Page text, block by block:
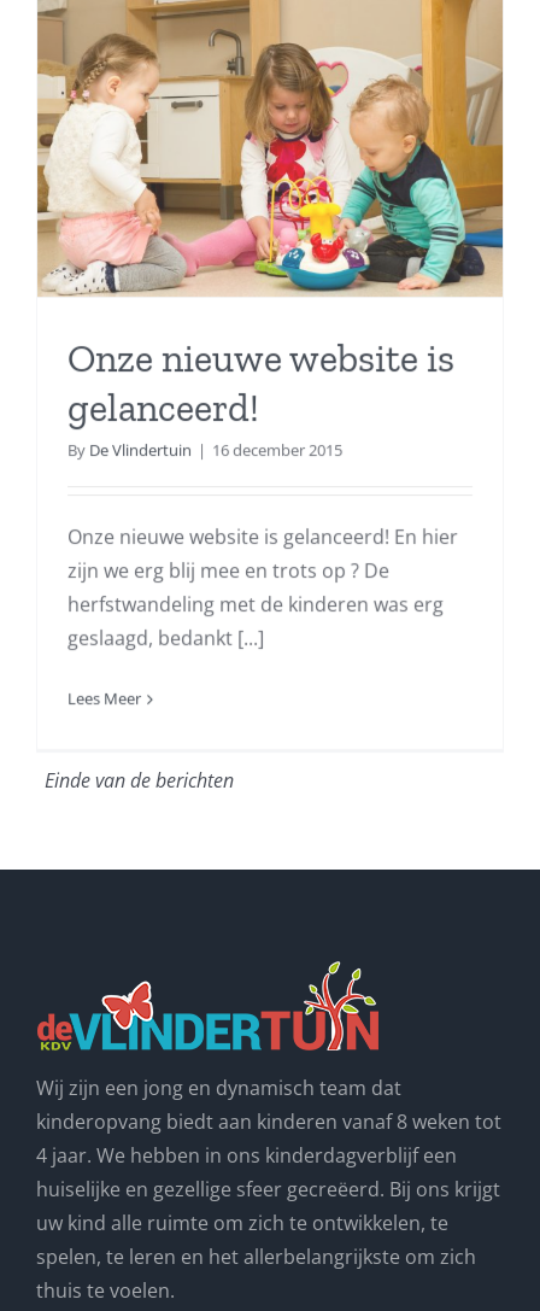
Onze nieuwe website is
gelanceerd!
By De Vlindertuin | 16 december 2015
Onze nieuwe website is gelanceerd! En hier
zijn we erg blij mee en trots op ? De
herfstwandeling met de kinderen was erg
geslaagd, bedankt [...]
Lees Meer
Wij zijn een jong en dynamisch team dat
kinderopvang biedt aan kinderen vanaf 8 weken tot
4 jaar. We hebben in ons kinderdagverblijf een
huiselijke en gezellige sfeer gecreëerd. Bij ons krijgt
uw kind alle ruimte om zich te ontwikkelen, te
spelen, te leren en het allerbelangrijkste om zich